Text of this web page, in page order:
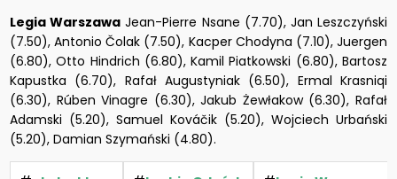
Legia Warszawa Jean-Pierre Nsane (7.70), Jan Leszczyński
(7.50), Antonio Čolak (7.50), Kacper Chodyna (7.10), Juergen
(6.80), Otto Hindrich (6.80), Kamil Piatkowski (6.80), Bartosz
Kapustka (6.70), Rafał Augustyniak (6.50), Ermal Krasniqi
(6.30), Rúben Vinagre (6.30), Jakub Żewłakow (6.30), Rafał
Adamski (5.20), Samuel Kováčik (5.20), Wojciech Urbański
(5.20), Damian Szymański (4.80).